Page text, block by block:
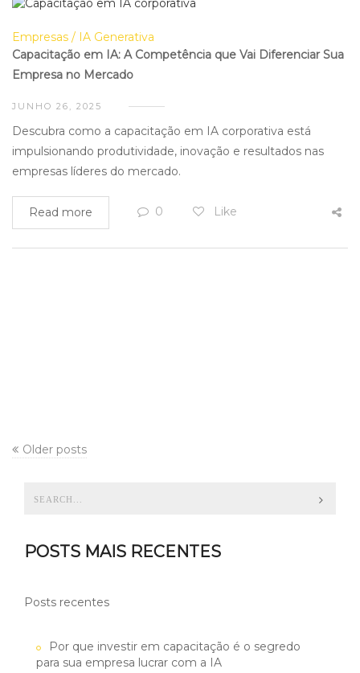
Empresas
IA Generativa
Capacitação em IA: A Competência que Vai Diferenciar Sua
Empresa no Mercado
JUNHO 26, 2025
Descubra como a capacitação em IA corporativa está
impulsionando produtividade, inovação e resultados nas
empresas líderes do mercado.
Read more 0 Like
Older posts
POSTS MAIS RECENTES
Posts recentes
Por que investir em capacitação é o segredo
para sua empresa lucrar com a IA